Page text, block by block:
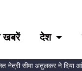
खबरें देश
सीमा अतुलकर ने दिया आंदोलन